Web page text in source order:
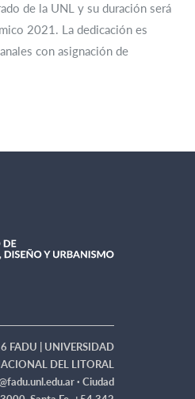
de la UNL y su duración será
2021. La dedicación es
con asignación de
FADU | UNIVERSIDAD
DEL LITORAL
·Ciudad